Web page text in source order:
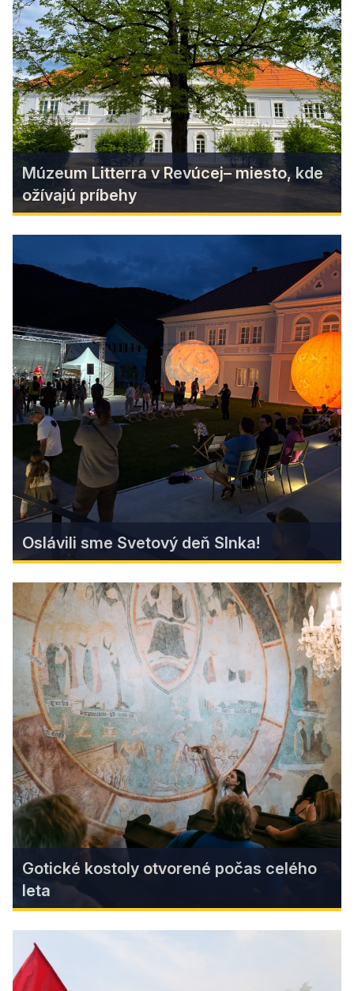
produktu Gemer - Malohont
Spoznali sme 12 nových produktov značky
Regionálny produkt GEMER - MALOHONT
Find more
Múzeum Litterra v Revúcej– miesto, kde
ožívajú príbehy
Múzeum Litterra v Revúcej–
miesto, kde ožívajú príbehy
Kultúrno – spoločenský hub Litterra v Revúcej
slávnostne otvoril svoje priestory.
Find more
Oslávili sme Svetový deň Slnka!
Oslávili sme Svetový deň Slnka!
Oslávili sme Svetový deň Slnka a výročie Parku
tmavej oblohy Muránska planina v múzeu Litterra
Find more
Gotické kostoly otvorené počas celého
leta